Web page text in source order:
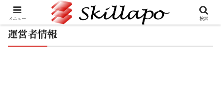
運営者情報
メニュー 検索